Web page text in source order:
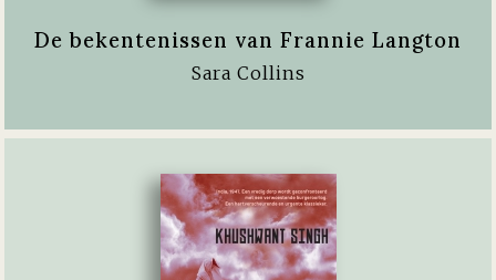
De bekentenissen van Frannie Langton
Sara Collins